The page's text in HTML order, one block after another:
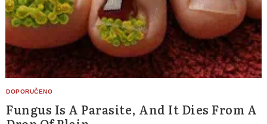
Fungus Is A Parasite, And It Dies From A